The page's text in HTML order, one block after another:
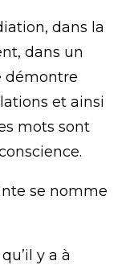
dans la
dans un
démontre
et ainsi
mots sont
se nomme
y a à